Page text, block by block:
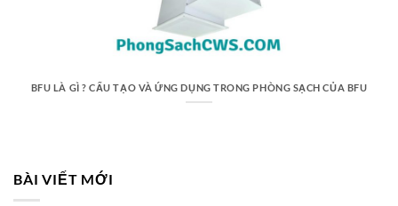
BFU LÀ GÌ ? CẤU TẠO VÀ ỨNG DỤNG TRONG PHÒNG SẠCH CỦA BFU
BÀI VIẾT MỚI